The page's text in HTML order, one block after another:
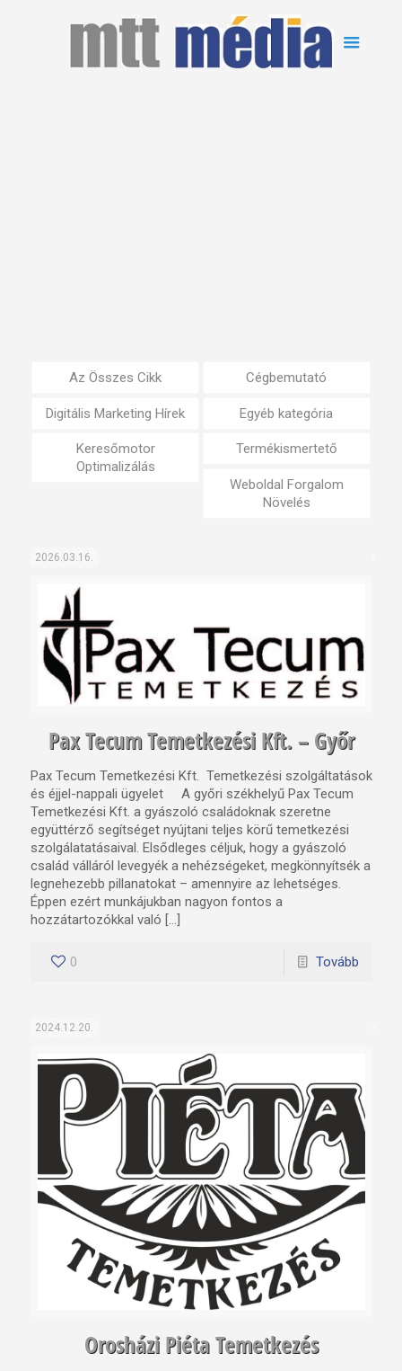
Az Összes Cikk Cégbemutató
Digitális Marketing Hírek Egyéb kategória
Keresőmotor
Optimalizálás
Termékismertető
Weboldal Forgalom
Növelés
2026.03.16.
Pax Tecum Temetkezési Kft. – Győr
Pax Tecum Temetkezési Kft. Temetkezési szolgáltatások
és éjjel-nappali ügyelet A győri székhelyű Pax Tecum
Temetkezési Kft. a gyászoló családoknak szeretne
együttérző segítséget nyújtani teljes körű temetkezési
szolgálatatásaival. Elsődleges céljuk, hogy a gyászoló
család válláról levegyék a nehézségeket, megkönnyítsék a
legnehezebb pillanatokat – amennyire az lehetséges.
Éppen ezért munkájukban nagyon fontos a
hozzátartozókkal való […]
0 Tovább
2024.12.20.
Orosházi Piéta Temetkezés